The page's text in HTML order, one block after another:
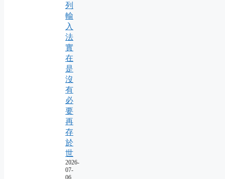
列
輸
入
法
實
在
是
沒
有
必
要
再
存
於
世
2026-
07-
06